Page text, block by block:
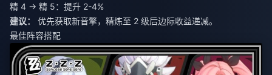
精 4 → 精 5：提升 2-4%
建议：
优先获取新音擎，精炼至 2 级后边际收益递减。
最佳阵容搭配